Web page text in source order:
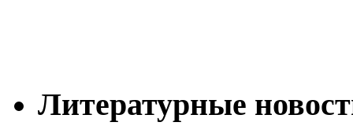
Литературные